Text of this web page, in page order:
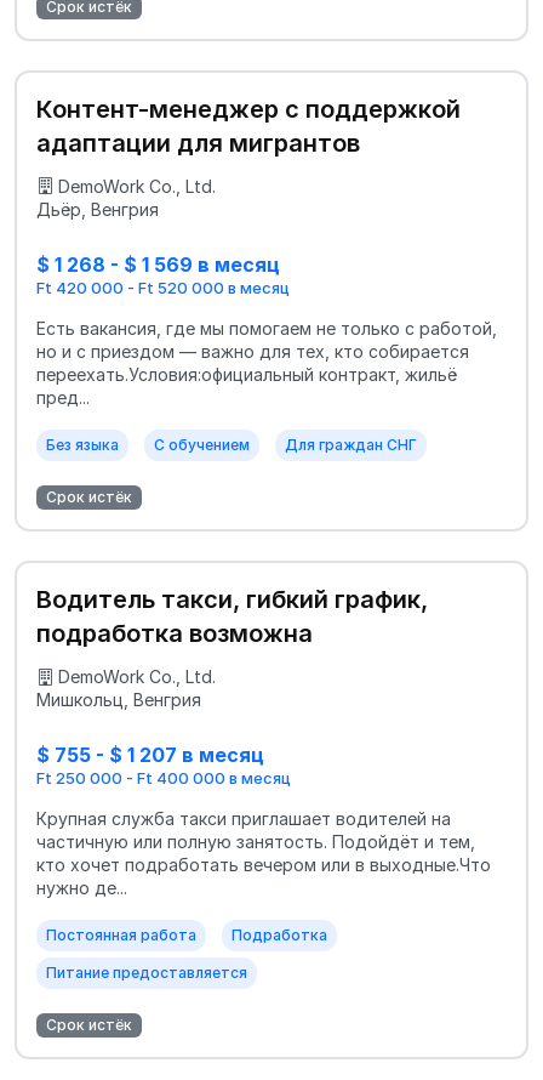
Срок истёк
Контент-менеджер с поддержкой
адаптации для мигрантов
DemoWork Co., Ltd.
Дьёр, Венгрия
$ 1 268 - $ 1 569 в месяц
Ft 420 000 - Ft 520 000 в месяц
Есть вакансия, где мы помогаем не только с работой,
но и с приездом — важно для тех, кто собирается
переехать.Условия:официальный контракт, жильё
пред...
Без языка С обучением Для граждан СНГ
Срок истёк
Водитель такси, гибкий график,
подработка возможна
DemoWork Co., Ltd.
Мишкольц, Венгрия
$ 755 - $ 1 207 в месяц
Ft 250 000 - Ft 400 000 в месяц
Крупная служба такси приглашает водителей на
частичную или полную занятость. Подойдёт и тем,
кто хочет подработать вечером или в выходные.Что
нужно де...
Постоянная работа Подработка
Питание предоставляется
Срок истёк